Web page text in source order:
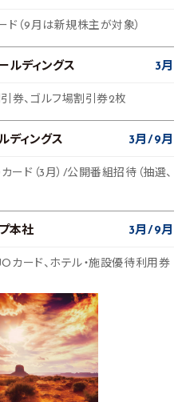
ド（9月は新規株主が対象）
ルディングス 3月
券、ゴルフ場割引券2枚
ディングス 3月 9月
ド（3月）/公開番組招待（抽選、
本社 3月 9月
ード、ホテル・施設優待利用券